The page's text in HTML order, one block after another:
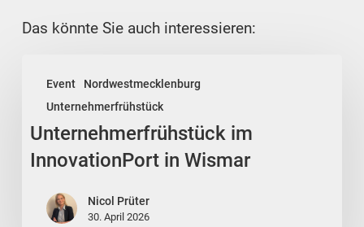
Das könnte Sie auch interessieren:
Event
Nordwestmecklenburg
Unternehmerfrühstück
InnovationPort
in
Wismar
Unternehmerfrühstück im
InnovationPort in Wismar
Nicol Prüter
30. April 2026